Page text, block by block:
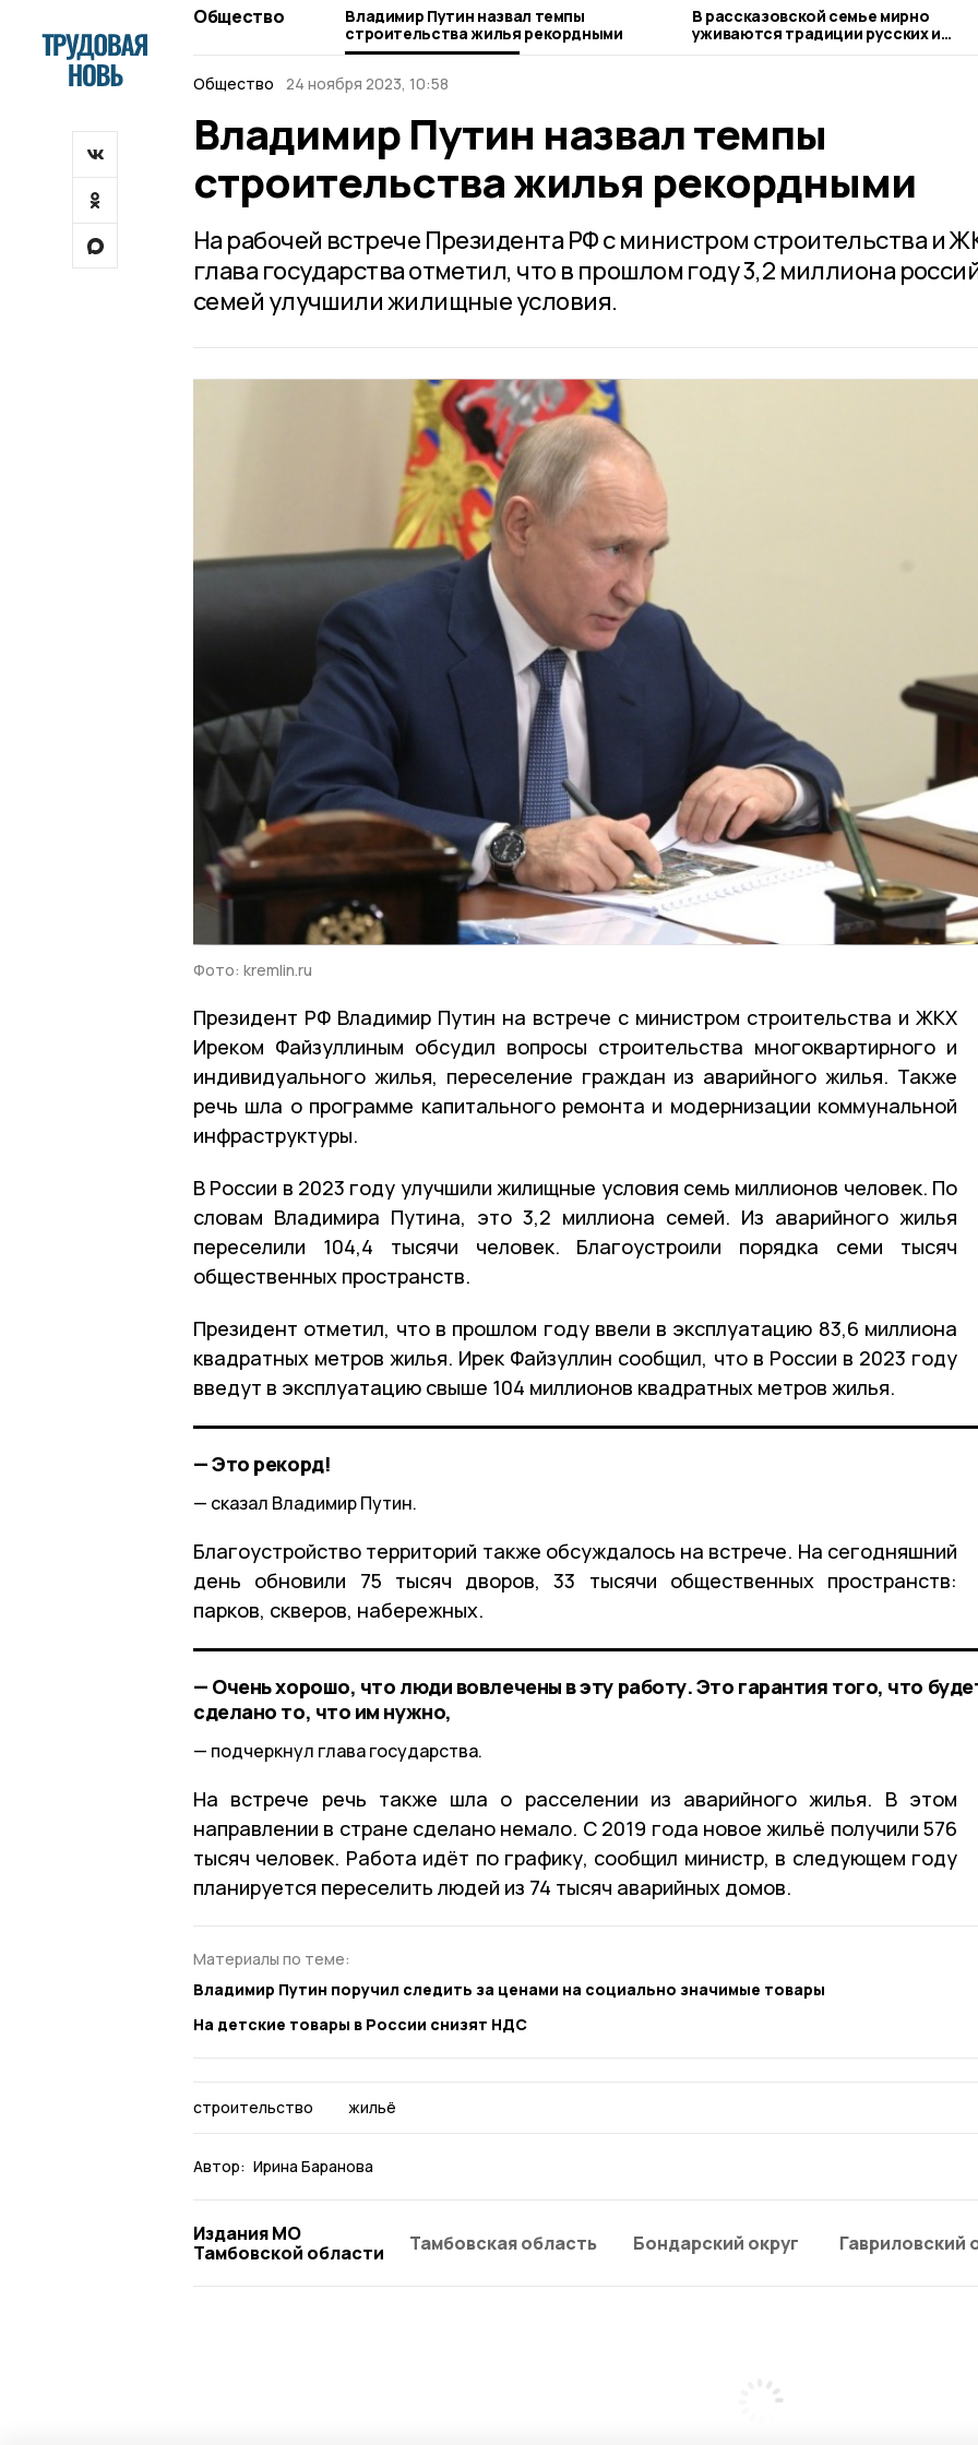
Общество
Владимир Путин назвал темпы
строительства жилья рекордными
В рассказовской семье мирно
уживаются традиции русских и
чеченцев
Общество 24 ноября 2023, 10:58
Владимир Путин назвал темпы
строительства жилья рекордными
На рабочей встрече Президента РФ с министром строительства и
глава государства отметил, что в прошлом году 3,2 миллиона
семей улучшили жилищные условия.
Фото: kremlin.ru
Президент РФ Владимир Путин на встрече с министром строительства и ЖКХ
Иреком Файзуллиным обсудил вопросы строительства многоквартирного и
индивидуального жилья, переселение граждан из аварийного жилья. Также
речь шла о программе капитального ремонта и модернизации коммунальной
инфраструктуры.
В России в 2023 году улучшили жилищные условия семь миллионов человек. По
словам Владимира Путина, это 3,2 миллиона семей. Из аварийного жилья
переселили 104,4 тысячи человек. Благоустроили порядка семи тысяч
общественных пространств.
Президент отметил, что в прошлом году ввели в эксплуатацию 83,6 миллиона
квадратных метров жилья. Ирек Файзуллин сообщил, что в России в 2023 году
введут в эксплуатацию свыше 104 миллионов квадратных метров жилья.
— Это рекорд!
сказал Владимир Путин.
Благоустройство территорий также обсуждалось на встрече. На сегодняшний
день обновили 75 тысяч дворов, 33 тысячи общественных пространств:
парков, скверов, набережных.
— Очень хорошо, что люди вовлечены в эту работу. Это гарантия того, что
сделано то, что им нужно,
подчеркнул глава государства.
На встрече речь также шла о расселении из аварийного жилья. В этом
направлении в стране сделано немало. С 2019 года новое жильё получили 576
тысяч человек. Работа идёт по графику, сообщил министр, в следующем году
планируется переселить людей из 74 тысяч аварийных домов.
Материалы по теме:
Владимир Путин поручил следить за ценами на социально значимые товары
На детские товары в России снизят НДС
строительство жильё
Автор: Ирина Баранова
Издания МО
Тамбовской области
Тамбовская область Бондарский округ Гавриловский